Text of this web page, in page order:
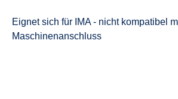
Eignet sich für IMA - nicht kompatibel
Maschinenanschluss